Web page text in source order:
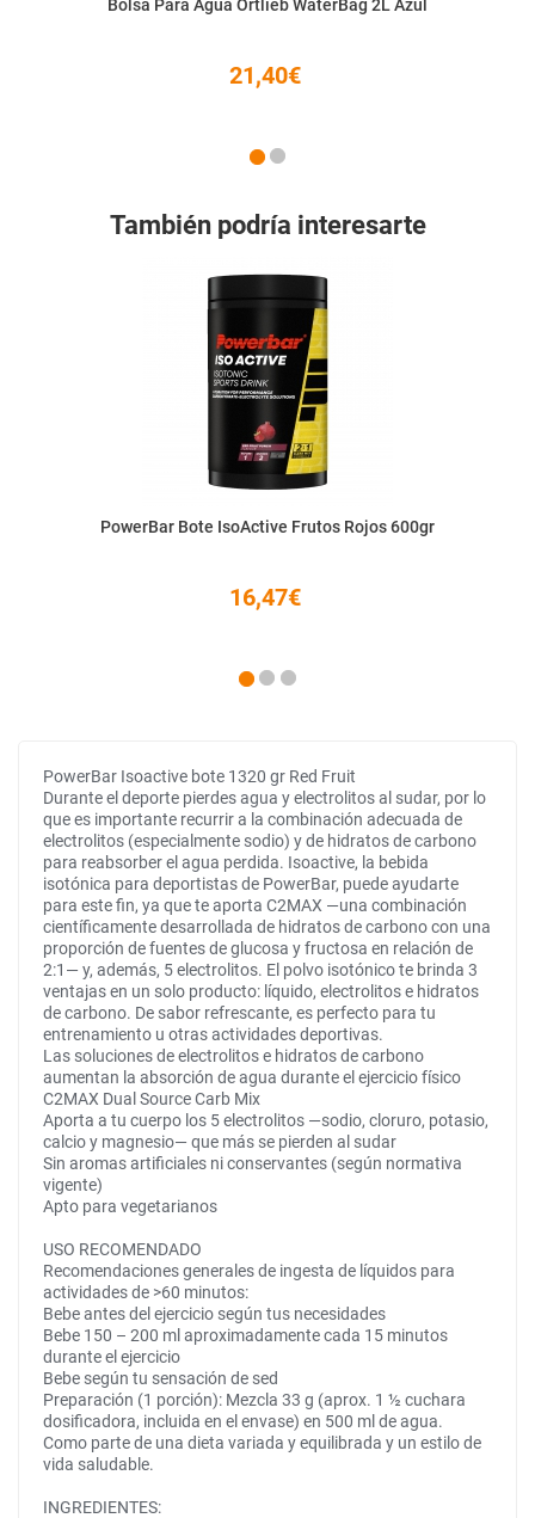
Bolsa Para Agua Ortlieb WaterBag 2L Azul
21,40€
También podría interesarte
PowerBar Bote IsoActive Frutos Rojos 600gr
16,47€
PowerBar Isoactive bote 1320 gr Red Fruit
Durante el deporte pierdes agua y electrolitos al sudar, por lo
que es importante recurrir a la combinación adecuada de
electrolitos (especialmente sodio) y de hidratos de carbono
para reabsorber el agua perdida. Isoactive, la bebida
isotónica para deportistas de PowerBar, puede ayudarte
para este fin, ya que te aporta C2MAX —una combinación
científicamente desarrollada de hidratos de carbono con una
proporción de fuentes de glucosa y fructosa en relación de
2:1— y, además, 5 electrolitos. El polvo isotónico te brinda 3
ventajas en un solo producto: líquido, electrolitos e hidratos
de carbono. De sabor refrescante, es perfecto para tu
entrenamiento u otras actividades deportivas.
Las soluciones de electrolitos e hidratos de carbono
aumentan la absorción de agua durante el ejercicio físico
C2MAX Dual Source Carb Mix
Aporta a tu cuerpo los 5 electrolitos —sodio, cloruro, potasio,
calcio y magnesio— que más se pierden al sudar
Sin aromas artificiales ni conservantes (según normativa
vigente)
Apto para vegetarianos
USO RECOMENDADO
Recomendaciones generales de ingesta de líquidos para
actividades de >60 minutos:
Bebe antes del ejercicio según tus necesidades
Bebe 150 – 200 ml aproximadamente cada 15 minutos
durante el ejercicio
Bebe según tu sensación de sed
Preparación (1 porción): Mezcla 33 g (aprox. 1 ½ cuchara
dosificadora, incluida en el envase) en 500 ml de agua.
Como parte de una dieta variada y equilibrada y un estilo de
vida saludable.
INGREDIENTES: